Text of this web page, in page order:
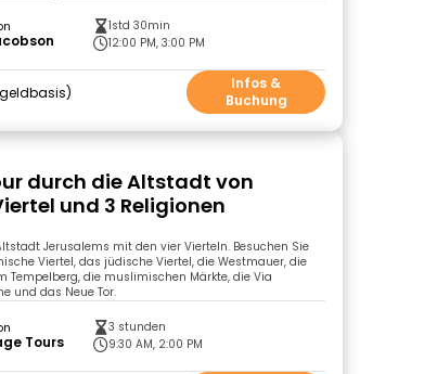
1std 30min
12:00 PM, 3:00 PM
Infos &
Buchung
durch die Altstadt von
und 3 Religionen
Jerusalems mit den vier Vierteln. Besuchen Sie
Viertel, das jüdische Viertel, die Westmauer, die
Tempelberg, die muslimischen Märkte, die Via
und das Neue Tor.
Tours
3 stunden
9:30 AM, 2:00 PM